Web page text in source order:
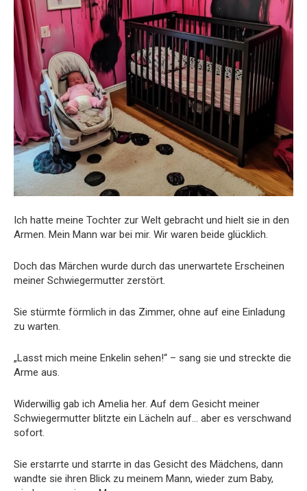
Ich hatte meine Tochter zur Welt gebracht und hielt sie in den
Armen. Mein Mann war bei mir. Wir waren beide glücklich.
Doch das Märchen wurde durch das unerwartete Erscheinen
meiner Schwiegermutter zerstört.
Sie stürmte förmlich in das Zimmer, ohne auf eine Einladung
zu warten.
„Lasst mich meine Enkelin sehen!“ – sang sie und streckte die
Arme aus.
Widerwillig gab ich Amelia her. Auf dem Gesicht meiner
Schwiegermutter blitzte ein Lächeln auf… aber es verschwand
sofort.
Sie erstarrte und starrte in das Gesicht des Mädchens, dann
wandte sie ihren Blick zu meinem Mann, wieder zum Baby,